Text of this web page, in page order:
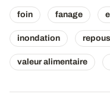
foin fanage
inondation
valeur alimentaire